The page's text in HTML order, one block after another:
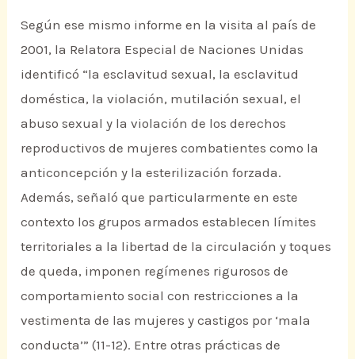
Según ese mismo informe en la visita al país de
2001, la Relatora Especial de Naciones Unidas
identificó “la esclavitud sexual, la esclavitud
doméstica, la violación, mutilación sexual, el
abuso sexual y la violación de los derechos
reproductivos de mujeres combatientes como la
anticoncepción y la esterilización forzada.
Además, señaló que particularmente en este
contexto los grupos armados establecen límites
territoriales a la libertad de la circulación y toques
de queda, imponen regímenes rigurosos de
comportamiento social con restricciones a la
vestimenta de las mujeres y castigos por ‘mala
conducta’” (11-12). Entre otras prácticas de